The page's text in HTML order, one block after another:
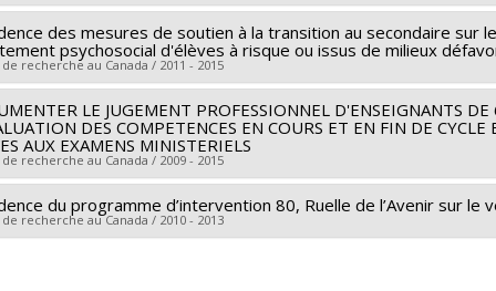
de financement :FRQSC/Fonds de recherche du Québec -
de subvention :PVXXXXXX-(RE) Soutien publication de
etc...)
principal : Roch Chouinard
:François Bowen,Louise Poirier,Pascale Lefrançois,
de financement :FRQSC/Fonds de recherche du Québec -
de subvention :PVXXXXXX-(AC) Action concertée :
des mesures de soutien à la transition au secondaire sur
psychosocial d'élèves à risque ou issus de milieux
recherche au Canada / 2011 - 2015
majorité des élèves, le passage à l’école secondaire
de base, d’un déclin de leur motivation pour l’école et, pour
Les difficultés éprouvées lors du passage au
À cet égard, les enfants qui, dès le primaire, présentent
d’adaptation ou le manque de soutien familial sont
LE JUGEMENT PROFESSIONNEL D'ENSEIGNANTS DE
DES COMPETENCES EN COURS ET EN FIN DE
AUX EXAMENS MINISTERIELS
recherche au Canada / 2009 - 2015
principal : Micheline-Johanne Durand
:Roch Chouinard,Louise Poirier,Pascale Lefrançois
du programme d’intervention 80, Ruelle de l’Avenir sur le
recherche au Canada / 2010 - 2013